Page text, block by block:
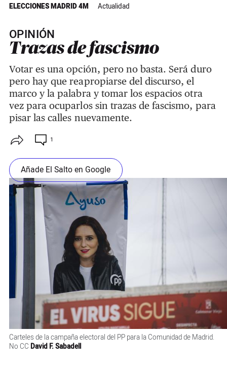
ELECCIONES MADRID 4M Actualidad
OPINIÓN
Trazas de fascismo
Votar es una opción, pero no basta. Será duro
pero hay que reapropiarse del discurso, el
marco y la palabra y tomar los espacios otra
vez para ocuparlos sin trazas de fascismo, para
pisar las calles nuevamente.
1
Añade El Salto en Google
Carteles de la campaña electoral del PP para la Comunidad de Madrid.
No CC David F. Sabadell